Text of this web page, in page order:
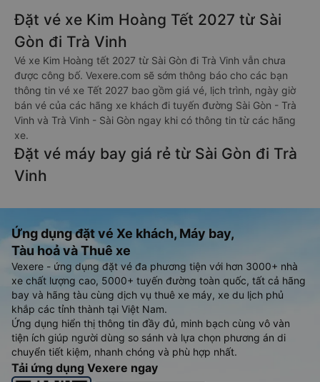
Đặt vé xe Kim Hoàng Tết 2027 từ Sài
Gòn đi Trà Vinh
Vé xe Kim Hoàng tết 2027 từ Sài Gòn đi Trà Vinh vẫn chưa
được công bố. Vexere.com sẽ sớm thông báo cho các bạn
thông tin vé xe Tết 2027 bao gồm giá vé, lịch trình, ngày giờ
bán vé của các hãng xe khách đi tuyến đường Sài Gòn - Trà
Vinh và Trà Vinh - Sài Gòn ngay khi có thông tin từ các hãng
xe.
Đặt vé máy bay giá rẻ từ Sài Gòn đi Trà
Vinh
Ứng dụng đặt vé Xe khách, Máy bay,
Tàu hoả và Thuê xe
Vexere - ứng dụng đặt vé đa phương tiện với hơn 3000+ nhà
xe chất lượng cao, 5000+ tuyến đường toàn quốc, tất cả hãng
bay và hãng tàu cùng dịch vụ thuê xe máy, xe du lịch phủ
khắp các tỉnh thành tại Việt Nam.
Ứng dụng hiển thị thông tin đầy đủ, minh bạch cùng vô vàn
tiện ích giúp người dùng so sánh và lựa chọn phương án di
chuyển tiết kiệm, nhanh chóng và phù hợp nhất.
Tải ứng dụng Vexere ngay